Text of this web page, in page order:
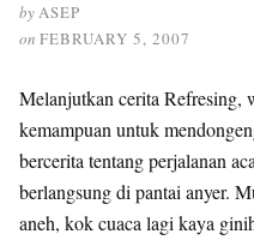
byASEP
on FEBRUARY 5, 2007
Melanjutkan cerita Refresing,
kemampuan untuk
bercerita tentang perjalanan
berlangsung di pantai anyer.
aneh, kok cuaca lagi kaya